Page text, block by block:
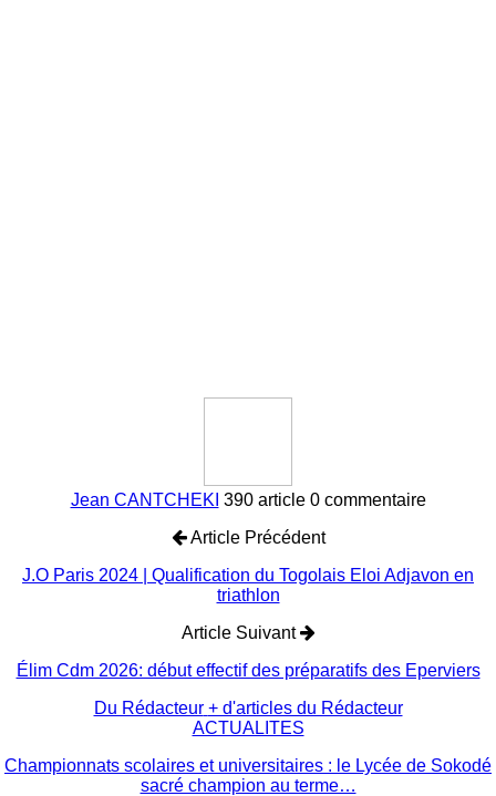
Jean CANTCHEKI 390 article 0 commentaire
Article Précédent
J.O Paris 2024 | Qualification du Togolais Eloi Adjavon en
triathlon
Article Suivant
Élim Cdm 2026: début effectif des préparatifs des Eperviers
Du Rédacteur + d'articles du Rédacteur
ACTUALITES
Championnats scolaires et universitaires : le Lycée de Sokodé
sacré champion au terme…